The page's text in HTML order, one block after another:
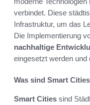
verbindet. Diese
Infrastruktur, um das
Die Implementierung
nachhaltige
eingesetzt werden und
Was sind Smart
Smart Cities sind